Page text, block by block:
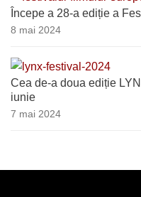
Începe a 28-a ediție a
8 mai 2024
Cea de-a doua ediție
iunie
7 mai 2024